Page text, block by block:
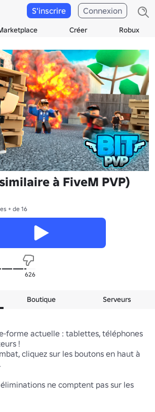
Créer Robux
S'inscrire Connexion
à FiveM PVP)
+ de 16
626
Boutique Serveurs
forme actuelle : tablettes, téléphones
!
cliquez sur les boutons en haut à
ne comptent pas sur les